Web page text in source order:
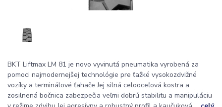
BKT Liftmax LM 81 je novo vyvinutá pneumatika vyrobená za
pomoci najmodernejšej technológie pre ťažké vysokozdvižné
vozíky a terminálové ťahače Jej silná celooceľová kostra a
zosilnená bočnica zabezpečia veľmi dobrú stabilitu a manipuláciu